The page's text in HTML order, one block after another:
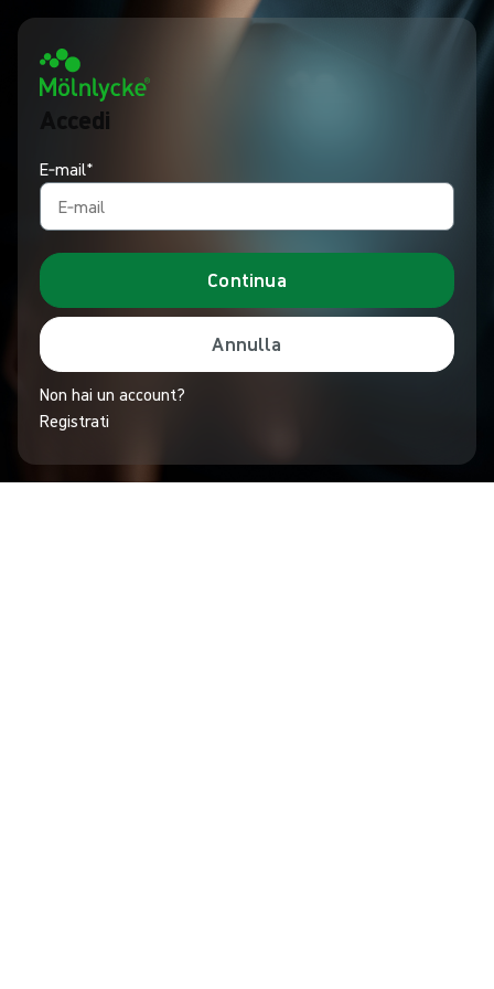
Accedi
E‑mail*
Continua
Annulla
Non hai un account?
Registrati